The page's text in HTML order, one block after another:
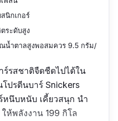
นิกเกอร์
ระดับสูง
น้ำตาลสูงพอสมควร 9.5 กรัม/
รสชาติจืดชืดไปได้ใน
ปรตีนบาร์ Snickers
หนึบหนับ เคี้ยวสนุก นำ
ห้พลังงาน 199 กิโล